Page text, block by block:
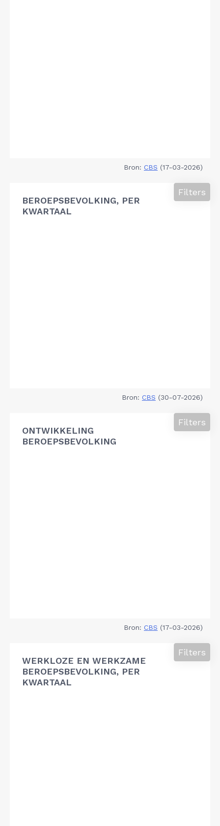
Bron: CBS (17-03-2026)
BEROEPSBEVOLKING, PER
KWARTAAL
Filters
Bron: CBS (30-07-2026)
ONTWIKKELING
BEROEPSBEVOLKING
Filters
Bron: CBS (17-03-2026)
WERKLOZE EN WERKZAME
BEROEPSBEVOLKING, PER
KWARTAAL
Filters